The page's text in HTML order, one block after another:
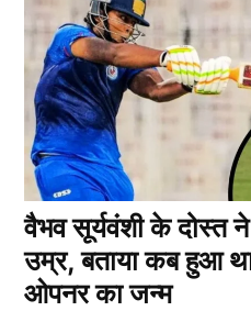
वैभव सूर्यवंशी के दोस्त
उम्र, बताया कब हुआ
ओपनर का जन्म